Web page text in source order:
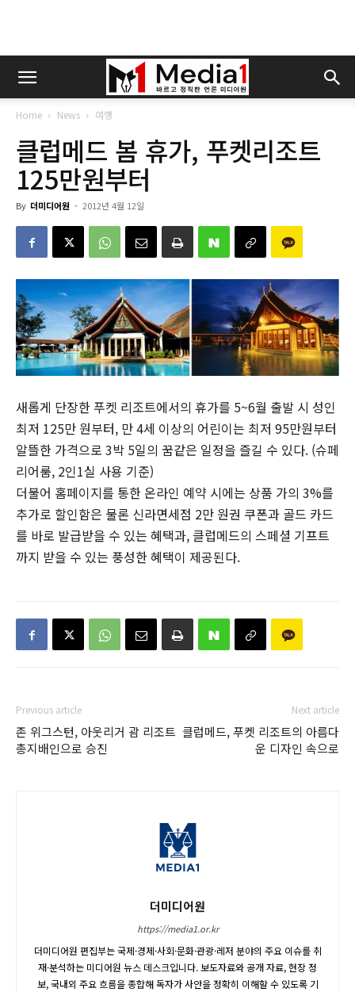
Home News 여행
클럽메드 봄 휴가, 푸켓리조트
125만원부터
By 더미디어원 - 2012년 4월 12일
새롭게 단장한 푸켓 리조트에서의 휴가를 5~6월 출발 시 성인
최저 125만 원부터, 만 4세 이상의 어린이는 최저 95만원부터
알뜰한 가격으로 3박 5일의 꿈같은 일정을 즐길 수 있다. (슈페
리어룸, 2인1실 사용 기준)
더불어 홈페이지를 통한 온라인 예약 시에는 상품 가의 3%를
추가로 할인함은 물론 신라면세점 2만 원권 쿠폰과 골드 카드
를 바로 발급받을 수 있는 혜택과, 클럽메드의 스페셜 기프트
까지 받을 수 있는 풍성한 혜택이 제공된다.
Previous article
존 위그스턴, 아웃리거 괌 리조트
총지배인으로 승진
Next article
클럽메드, 푸켓 리조트의 아름다
운 디자인 속으로
더미디어원
https://media1.or.kr
더미디어원 편집부는 국제·경제·사회·문화·관광·레저 분야의 주요 이슈를 취
재·분석하는 미디어원 뉴스 데스크입니다. 보도자료와 공개 자료, 현장 정
보, 국내외 주요 흐름을 종합해 독자가 사안을 정확히 이해할 수 있도록 기